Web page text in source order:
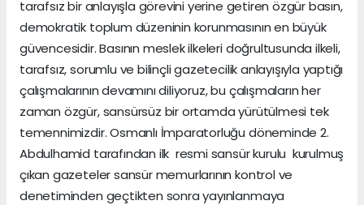
tarafsız bir anlayışla görevini yerine getiren özgür basın,
demokratik toplum düzeninin korunmasının en büyük
güvencesidir. Basının meslek ilkeleri doğrultusunda ilkeli,
tarafsız, sorumlu ve bilinçli gazetecilik anlayışıyla yaptığı
çalışmalarının devamını diliyoruz, bu çalışmaların her
zaman özgür, sansürsüz bir ortamda yürütülmesi tek
temennimizdir. Osmanlı İmparatorluğu döneminde 2.
Abdulhamid tarafından ilk resmi sansür kurulu kurulmuş
çıkan gazeteler sansür memurlarının kontrol ve
denetiminden geçtikten sonra yayınlanmaya